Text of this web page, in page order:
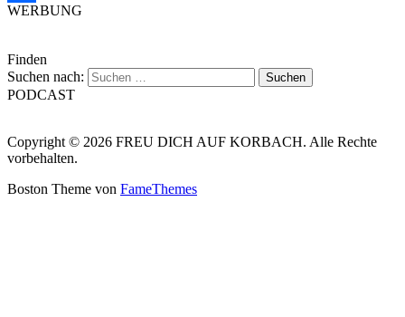
Facebook
WERBUNG
Finden
Suchen nach:
PODCAST
Copyright © 2026 FREU DICH AUF KORBACH. Alle Rechte
vorbehalten.
Boston Theme von FameThemes